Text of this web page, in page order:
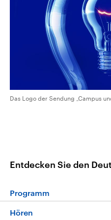
CDU, SPD und FDP regiert.-
Umfragen, Prognosen,
Wahlprogramme, aktuelle
und Hintergründe zu den
und Kandidaten der
Sendungen Programm
Audio-Archiv
Das Logo der Sendung „Campus
Entdecken Sie den
Programm
Programm
Hören